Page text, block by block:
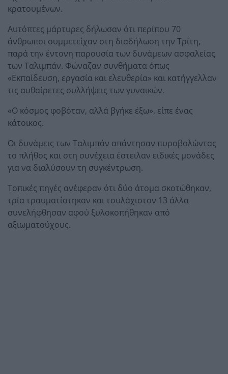
κρατουμένων.
Αυτόπτες μάρτυρες δήλωσαν ότι περίπου 70
άνθρωποι συμμετείχαν στη διαδήλωση την Τρίτη,
παρά την έντονη παρουσία των δυνάμεων ασφαλείας
των Ταλιμπάν. Φώναζαν συνθήματα όπως
«Εκπαίδευση, εργασία και ελευθερία» και κατήγγελλαν
τις αυθαίρετες συλλήψεις των γυναικών.
«Ο κόσμος φοβόταν, αλλά βγήκε έξω», είπε ένας
κάτοικος.
Οι δυνάμεις των Ταλιμπάν απάντησαν πυροβολώντας
το πλήθος και στη συνέχεια έστειλαν ειδικές μονάδες
για να διαλύσουν τη συγκέντρωση.
Τοπικές πηγές ανέφεραν ότι δύο άτομα σκοτώθηκαν,
τρία τραυματίστηκαν και τουλάχιστον 13 άλλα
συνελήφθησαν αφού ξυλοκοπήθηκαν από
αξιωματούχους.